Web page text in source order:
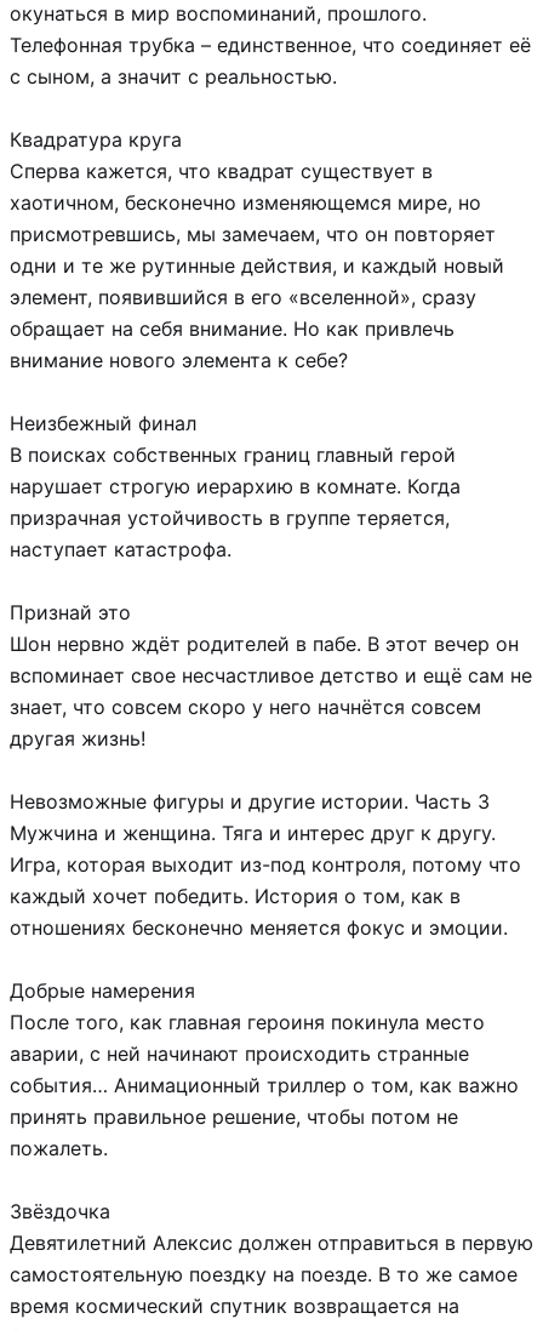
окунаться в мир воспоминаний, прошлого.
Телефонная трубка – единственное, что соединяет её
с сыном, а значит с реальностью.
Квадратура круга
Сперва кажется, что квадрат существует в
хаотичном, бесконечно изменяющемся мире, но
присмотревшись, мы замечаем, что он повторяет
одни и те же рутинные действия, и каждый новый
элемент, появившийся в его «вселенной», сразу
обращает на себя внимание. Но как привлечь
внимание нового элемента к себе?
Неизбежный финал
В поисках собственных границ главный герой
нарушает строгую иерархию в комнате. Когда
призрачная устойчивость в группе теряется,
наступает катастрофа.
Признай это
Шон нервно ждёт родителей в пабе. В этот вечер он
вспоминает свое несчастливое детство и ещё сам не
знает, что совсем скоро у него начнётся совсем
другая жизнь!
Невозможные фигуры и другие истории. Часть 3
Мужчина и женщина. Тяга и интерес друг к другу.
Игра, которая выходит из-под контроля, потому что
каждый хочет победить. История о том, как в
отношениях бесконечно меняется фокус и эмоции.
Добрые намерения
После того, как главная героиня покинула место
аварии, с ней начинают происходить странные
события… Анимационный триллер о том, как важно
принять правильное решение, чтобы потом не
пожалеть.
Звёздочка
Девятилетний Алексис должен отправиться в первую
самостоятельную поездку на поезде. В то же самое
время космический спутник возвращается на